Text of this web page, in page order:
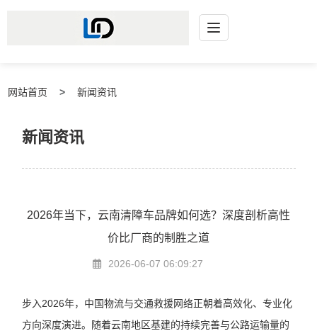
网站首页 新闻资讯
新闻资讯
2026年当下，云南清障车品牌如何选？深度剖析高性
价比厂商的制胜之道
2026-06-07 06:09:27
步入2026年，中国物流与交通救援网络正朝着高效化、专业化
方向深度演进。随着云南地区基建的持续完善与公路运输量的